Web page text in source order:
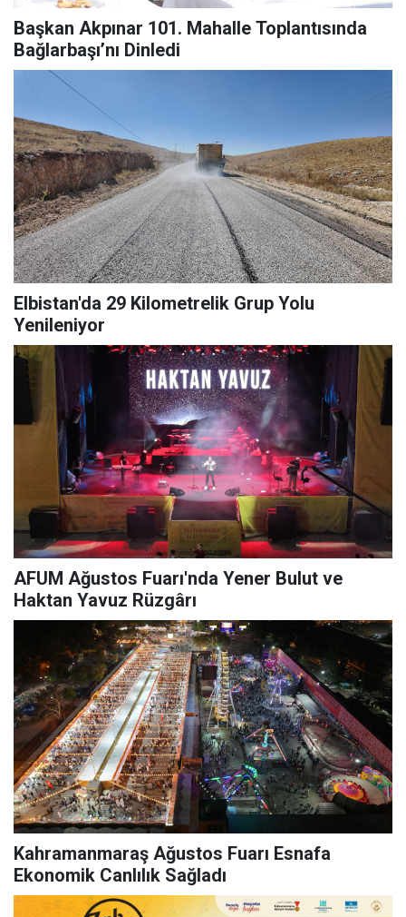
Başkan Akpınar 101. Mahalle Toplantısında
Bağlarbaşı’nı Dinledi
Elbistan'da 29 Kilometrelik Grup Yolu
Yenileniyor
AFUM Ağustos Fuarı'nda Yener Bulut ve
Haktan Yavuz Rüzgârı
Kahramanmaraş Ağustos Fuarı Esnafa
Ekonomik Canlılık Sağladı